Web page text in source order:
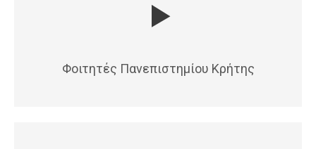
Φοιτητές Πανεπιστημίου Κρήτης